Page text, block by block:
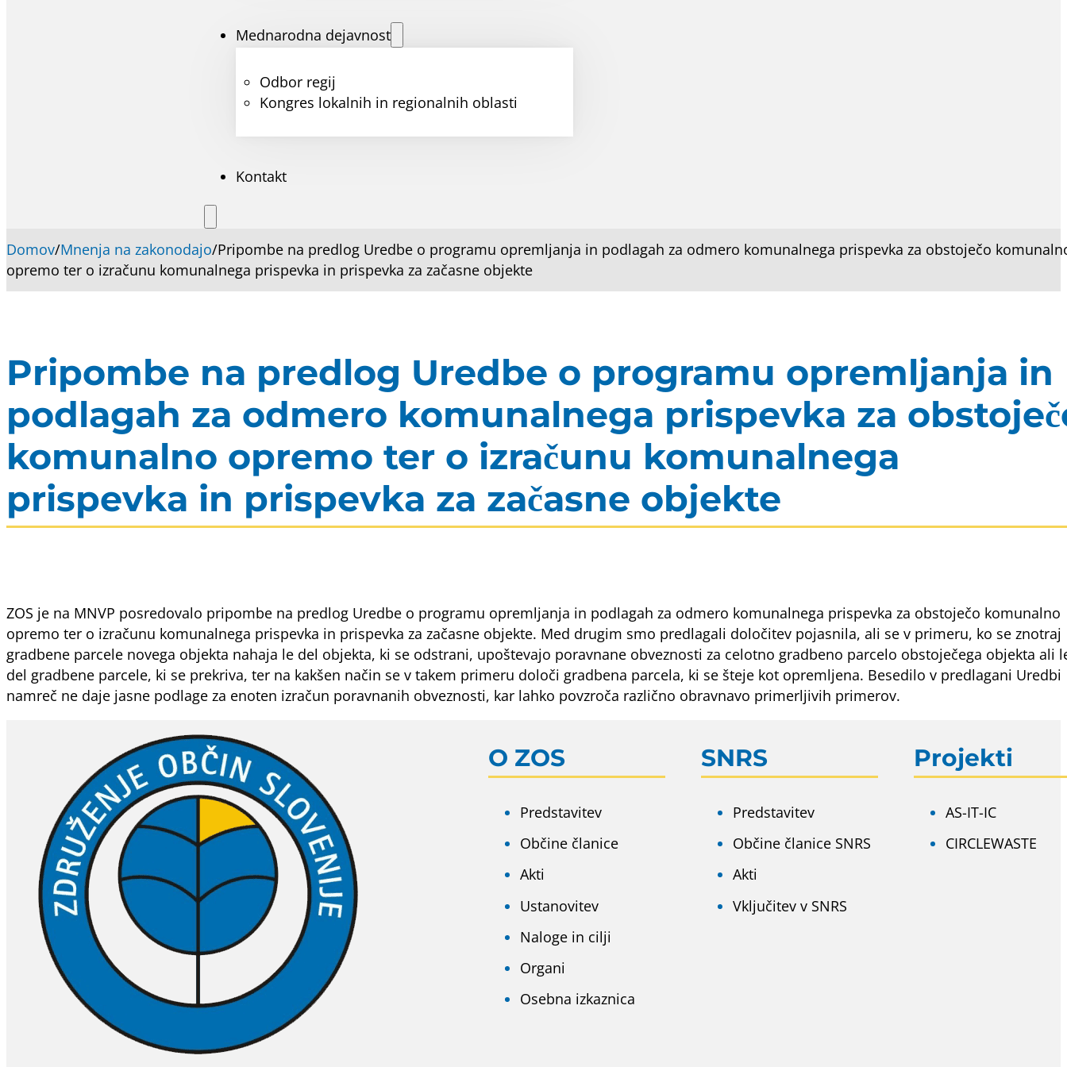
Mednarodna dejavnost
Odbor regij
Kongres lokalnih in regionalnih oblasti
Kontakt
Domov/Mnenja na zakonodajo/Pripombe na predlog Uredbe o programu opremljanja in podlagah za odmero komunalnega prispevka za obstoječo
opremo ter o izračunu komunalnega prispevka in prispevka za začasne objekte
Pripombe na predlog Uredbe o programu opremljanja in
podlagah za odmero komunalnega prispevka za
komunalno opremo ter o izračunu komunalnega
prispevka in prispevka za začasne objekte
ZOS je na MNVP posredovalo pripombe na predlog Uredbe o programu opremljanja in podlagah za odmero komunalnega prispevka za obstoječo komunalno
opremo ter o izračunu komunalnega prispevka in prispevka za začasne objekte. Med drugim smo predlagali določitev pojasnila, ali se v primeru, ko se znotraj
gradbene parcele novega objekta nahaja le del objekta, ki se odstrani, upoštevajo poravnane obveznosti za celotno gradbeno parcelo obstoječega objekta ali
del gradbene parcele, ki se prekriva, ter na kakšen način se v takem primeru določi gradbena parcela, ki se šteje kot opremljena. Besedilo v predlagani Uredbi
namreč ne daje jasne podlage za enoten izračun poravnanih obveznosti, kar lahko povzroča različno obravnavo primerljivih primerov.
O ZOS
Predstavitev
Občine članice
Akti
Ustanovitev
Naloge in cilji
Organi
Osebna izkaznica
SNRS
Predstavitev
Občine članice SNRS
Akti
Vključitev v SNRS
Projekti
AS-IT-IC
CIRCLEWASTE